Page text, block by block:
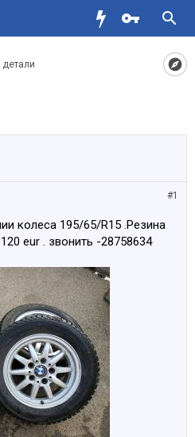
#1
колеса 195/65/R15 .Резина
eur . звонить -28758634